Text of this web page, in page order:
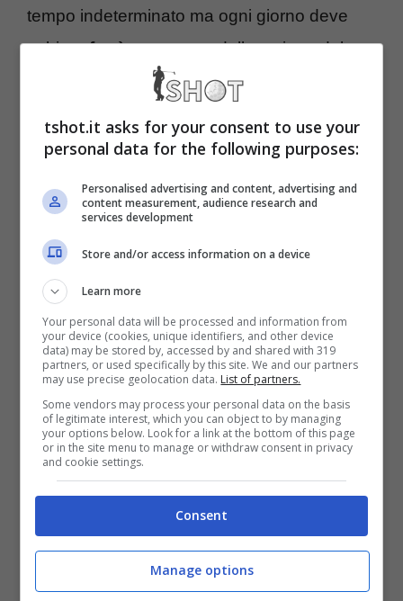
tempo indeterminato ma ogni giorno deve
subiresfottòsoprattutto dalla satira e dal
L’ultima folle idea arriva dalCanada:un set
di Tiger Woods; sulle palline sono stampati i
volti delle ragazze che hanno
millantato/confessato una relazione con
l’ormai ex
Il set di 12 palline è stato subito ribattezzato
in modo ironico “Tail of the Tiger” ossia La
coda della tigre: ogni sfera bucherellata
ospita il ritratto di una delle donne del
campione, da quelle più famose a quelle
presunte. E cosìc’è la pietra dello scandalo
Jaimee,Joslyn,Cori
tshot.it asks for your consent to use your
personal data for the following purposes:
Personalised advertising and content, advertising and
content measurement, audience research and
services development
Store and/or access information on a device
Learn more
Your personal data will be processed and information from
your device (cookies, unique identifiers, and other device
data) may be stored by, accessed by and shared with 319
partners, or used specifically by this site. We and our partners
may use precise geolocation data. List of partners.
Some vendors may process your personal data on the basis
of legitimate interest, which you can object to by managing
your options below. Look for a link at the bottom of this page
or in the site menu to manage or withdraw consent in privacy
and cookie settings.
Consent
Manage options